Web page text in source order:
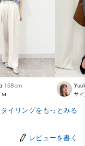
158cm
サ
イリングをもっとみる
レビューを書く